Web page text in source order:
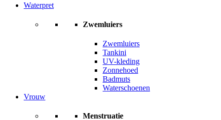
Waterpret
Zwemluiers
Zwemluiers
Tankini
UV-kleding
Zonnehoed
Badmuts
Waterschoenen
Vrouw
Menstruatie